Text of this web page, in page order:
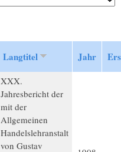
Langtitel Jahr
XXX.
Jahresbericht der
mit der
Allgemeinen
Handelslehranstalt
von Gustav